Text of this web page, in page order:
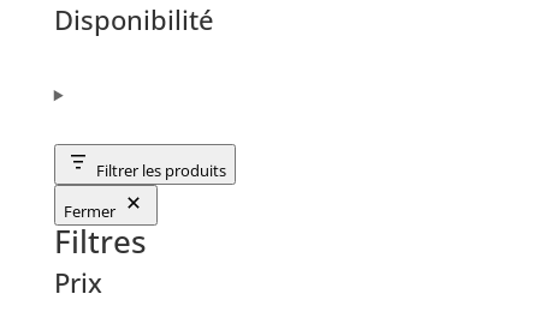
Disponibilité
Filtrer les produits
Fermer
Filtres
Prix